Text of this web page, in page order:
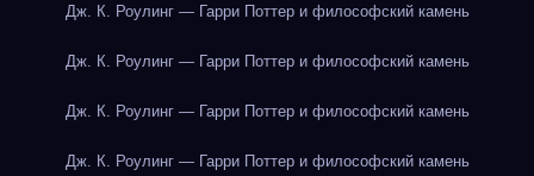
Дж. К. Роулинг — Гарри Поттер и философский камень
Дж. К. Роулинг — Гарри Поттер и философский камень
Дж. К. Роулинг — Гарри Поттер и философский камень
Дж. К. Роулинг — Гарри Поттер и философский камень